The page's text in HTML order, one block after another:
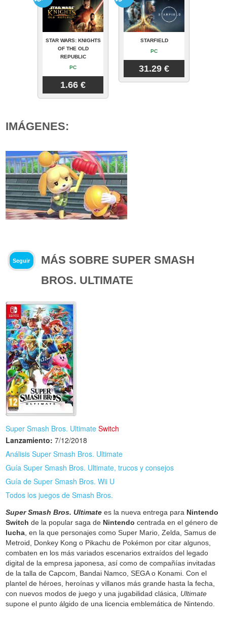
STAR WARS: KNIGHTS
OF THE OLD
REPUBLIC
PC
1.66 €
STARFIELD
PC
31.29 €
IMÁGENES:
Seguir
MÁS SOBRE SUPER SMASH
BROS. ULTIMATE
Super Smash Bros. Ultimate Switch
Lanzamiento: 7/12/2018
Análisis Super Smash Bros. Ultimate
Guía Super Smash Bros. Ultimate, trucos y consejos
Guía de Super Smash Bros. Wii U
Todos los juegos de Smash Bros.
Super Smash Bros. Ultimate es la nueva entrega para Nintendo
Switch de la popular saga de Nintendo centrada en el género de
lucha , en la que personajes como Super Mario, Zelda, Samus de
Metroid, Donkey Kong o Pikachu de Pokémon por citar algunos,
combaten en los más variados escenarios extraídos del legado
digital de la empresa japonesa, así como de compañías invitadas
de la talla de Capcom, Bandai Namco, SEGA o Konami. Con el
plantel de héroes, heroínas y villanos más grande hasta la fecha,
con nuevos modos de juego y una jugabilidad clásica, Ultimate
supone el punto álgido de una licencia emblemática de Nintendo.